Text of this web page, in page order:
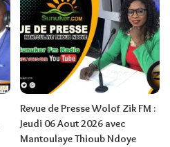
Revue de Presse Wolof Zik FM :
Jeudi 06 Aout 2026 avec
Mantoulaye Thioub Ndoye